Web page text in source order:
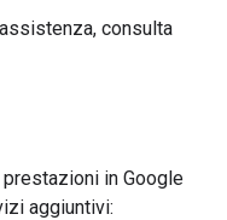
consulta
in Google
aggiuntivi: